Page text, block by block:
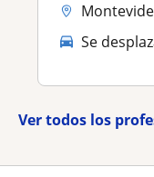
Se
Ver todos los